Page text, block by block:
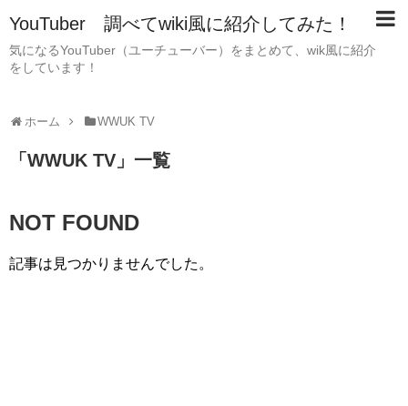
YouTuber 調べてwiki風に紹介してみた！
気になるYouTuber（ユーチューバー）をまとめて、wik風に紹介
をしています！
ホーム WWUK TV
「 WWUK TV 」 一覧
NOT FOUND
記事は見つかりませんでした。